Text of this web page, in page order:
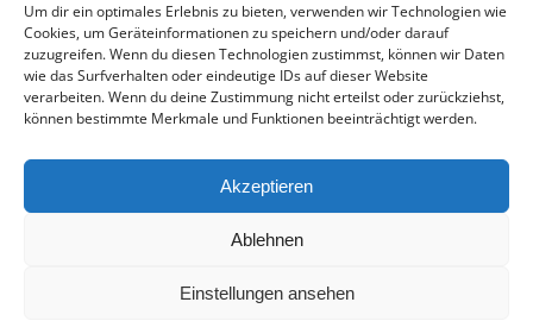
Um dir ein optimales Erlebnis zu bieten, verwenden wir Technologien wie
Cookies, um Geräteinformationen zu speichern und/oder darauf
zuzugreifen. Wenn du diesen Technologien zustimmst, können wir Daten
wie das Surfverhalten oder eindeutige IDs auf dieser Website
verarbeiten. Wenn du deine Zustimmung nicht erteilst oder zurückziehst,
können bestimmte Merkmale und Funktionen beeinträchtigt werden.
Akzeptieren
Ablehnen
Einstellungen ansehen
HOME|ÜBER UNS|IMPRESSUM |DATENSCHUTZ
BILDNACHWEISE
Copyright 2025